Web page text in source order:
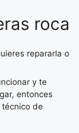
roca
repararla o
y te
entonces
de